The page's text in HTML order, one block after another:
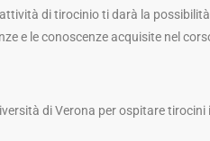
di tirocinio ti darà la
e le conoscenze acquisite nel
di Verona per ospitare